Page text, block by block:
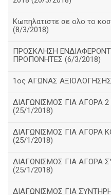
Κωπηλατιστε σε ολο το
(8/3/2018)
ΠΡΟΣΚΛΗΣΗ
ΠΡΟΠΟΝΗΤΕΣ (6/3/2018)
1ος ΑΓΩΝΑΣ ΑΞΙΟΛΟΓΗΣΗΣ
ΔΙΑΓΩΝΙΣΜΟΣ ΓΙΑ ΑΓΟΡΑ
(25/1/2018)
ΔΙΑΓΩΝΙΣΜΟΣ ΓΙΑ ΑΓΟΡΑ
(25/1/2018)
ΔΙΑΓΩΝΙΣΜΟΣ ΓΙΑ ΑΓΟΡΑ
(25/1/2018)
ΔΙΑΓΩΝΙΣΜΟΣ ΓΙΑ